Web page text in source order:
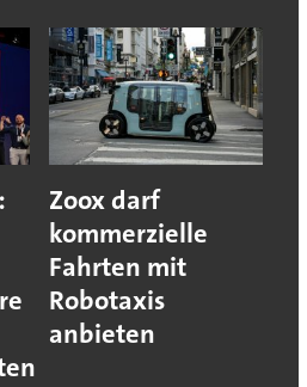
Zoox darf
kommerzielle
Fahrten mit
Robotaxis
anbieten